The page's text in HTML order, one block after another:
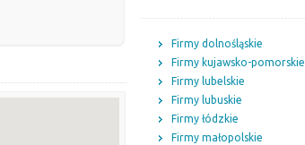
Firmy dolnośląskie
Firmy kujawsko-pomorskie
Firmy lubelskie
Firmy lubuskie
Firmy łódzkie
Firmy małopolskie